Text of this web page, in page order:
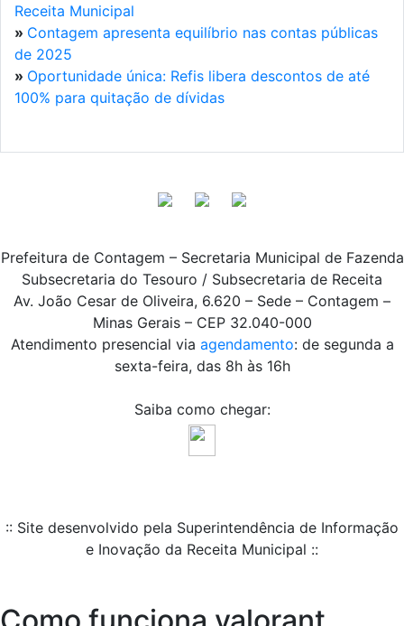
Receita Municipal
» Contagem apresenta equilíbrio nas contas públicas
de 2025
» Oportunidade única: Refis libera descontos de até
100% para quitação de dívidas
Prefeitura de Contagem – Secretaria Municipal de Fazenda
Subsecretaria do Tesouro / Subsecretaria de Receita
Av. João Cesar de Oliveira, 6.620 – Sede – Contagem –
Minas Gerais – CEP 32.040-000
Atendimento presencial via agendamento: de segunda a
sexta-feira, das 8h às 16h
Saiba como chegar:
:: Site desenvolvido pela Superintendência de Informação
e Inovação da Receita Municipal ::